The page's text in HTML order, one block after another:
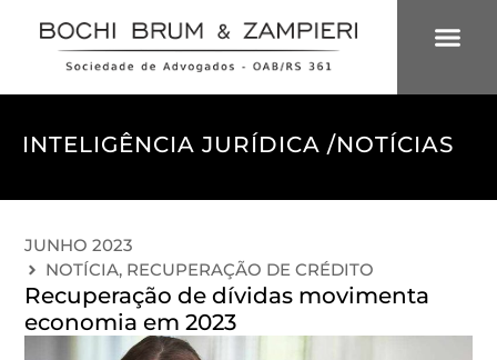
INTELIGÊNCIA JURÍDICA /NOTÍCIAS
JUNHO 2023
NOTÍCIA, RECUPERAÇÃO DE CRÉDITO
Recuperação de dívidas movimenta
economia em 2023